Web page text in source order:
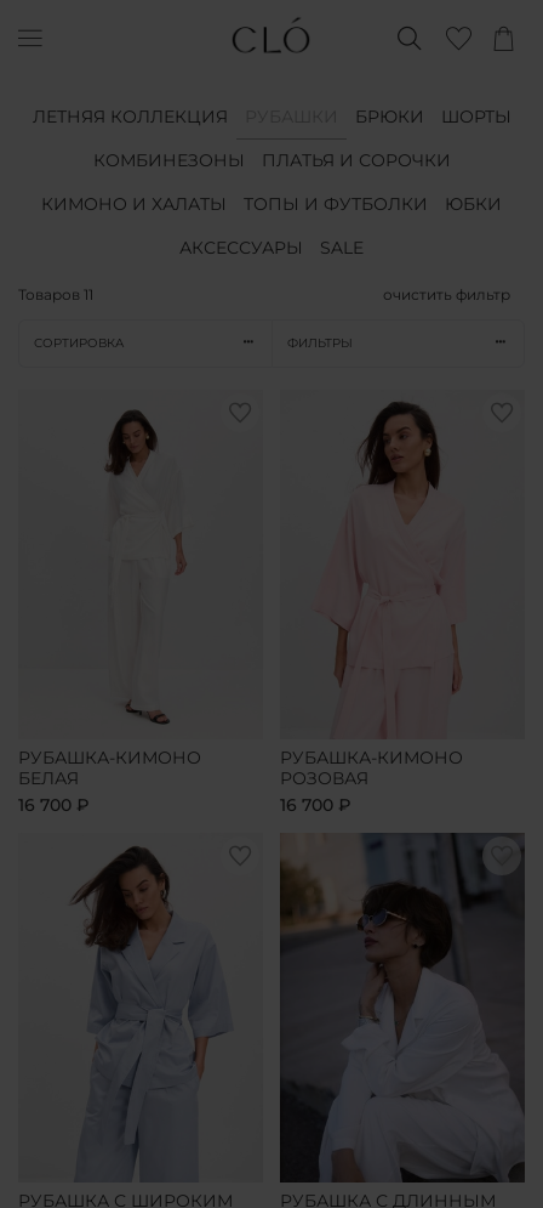
ЛЕТНЯЯ КОЛЛЕКЦИЯ БРЮКИ
ШОРТЫ
КОМБИНЕЗОНЫ
ПЛАТЬЯ И СОРОЧКИ
КИМОНО И ХАЛАТЫ
ТОПЫ И ФУТБОЛКИ
ЮБКИ
АКСЕССУАРЫ
SALE
Товаров 11 очистить фильтр
СОРТИРОВКА ФИЛЬТРЫ
РУБАШКА-КИМОНО
БЕЛАЯ
16 700 ₽
РУБАШКА-КИМОНО
РОЗОВАЯ
16 700 ₽
РУБАШКА С ШИРОКИМ
РУБАШКА С ДЛИННЫМ